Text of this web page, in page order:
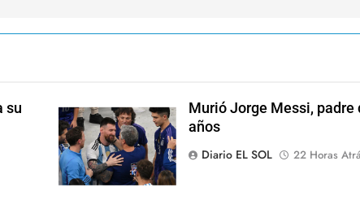
su
Murió Jorge Messi,
años
Diario EL SOL
22 Horas